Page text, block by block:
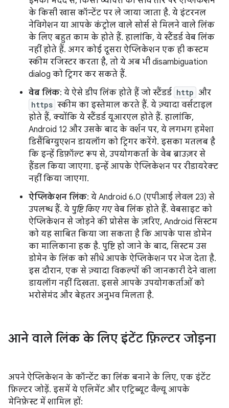
के किसी खास कॉन्टेंट पर ले जाया जाता है. ये इंटरनल
नेविगेशन या आपके कंट्रोल वाले सोर्स से मिलने वाले लिंक
के लिए बहुत काम के होते हैं. हालांकि, ये स्टैंडर्ड वेब लिंक
नहीं होते हैं. अगर कोई दूसरा ऐप्लिकेशन एक ही कस्टम
स्कीम रजिस्टर करता है, तो ये अब भी disambiguation
dialog को ट्रिगर कर सकते हैं.
वेब लिंक: ये ऐसे डीप लिंक होते हैं जो स्टैंडर्ड http और
https स्कीम का इस्तेमाल करते हैं. ये ज़्यादा वर्सटाइल
होते हैं, क्योंकि ये स्टैंडर्ड यूआरएल होते हैं. हालांकि,
Android 12 और उसके बाद के वर्शन पर, ये लगभग हमेशा
डिसैंबिग्युएशन डायलॉग को ट्रिगर करेंगे. इसका मतलब है
कि इन्हें डिफ़ॉल्ट रूप से, उपयोगकर्ता के वेब ब्राउज़र से
हैंडल किया जाएगा. इन्हें आपके ऐप्लिकेशन पर रीडायरेक्ट
नहीं किया जाएगा.
ऐप्लिकेशन लिंक: ये Android 6.0 (एपीआई लेवल 23) से
उपलब्ध हैं. ये पुष्टि किए गएवेब लिंक होते हैं. वेबसाइट को
ऐप्लिकेशन से जोड़ने की प्रोसेस के ज़रिए, Android सिस्टम
को यह साबित किया जा सकता है कि आपके पास डोमेन
का मालिकाना हक है. पुष्टि हो जाने के बाद, सिस्टम उस
डोमेन के लिंक को सीधे आपके ऐप्लिकेशन पर भेज देता है.
इस दौरान, एक से ज़्यादा विकल्पों की जानकारी देने वाला
डायलॉग नहीं दिखता. इससे आपके उपयोगकर्ताओं को
भरोसेमंद और बेहतर अनुभव मिलता है.
आने वाले लिंक के लिए इंटेंट फ़िल्टर जोड़ना
अपने ऐप्लिकेशन के कॉन्टेंट का लिंक बनाने के लिए, एक इंटेंट
फ़िल्टर जोड़ें. इसमें ये एलिमेंट और एट्रिब्यूट वैल्यू आपके
मेनिफ़ेस्ट में शामिल हों: